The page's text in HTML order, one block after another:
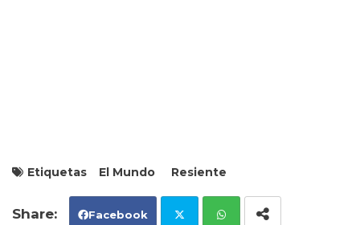
Etiquetas El Mundo Resiente
Facebook